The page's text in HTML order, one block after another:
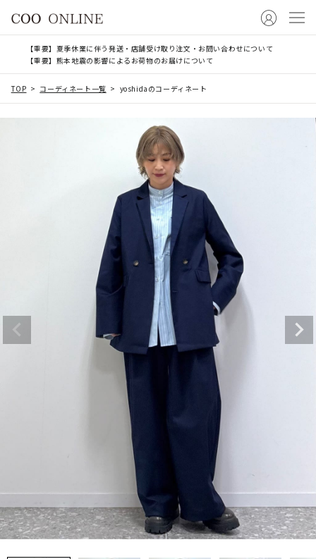
【重要】夏季休業に伴う発送・店舗受け取り注文・お問い合わせについて
【重要】熊本地震の影響によるお荷物のお届けについて
TOP コーディネート一覧 yoshidaのコーディネート